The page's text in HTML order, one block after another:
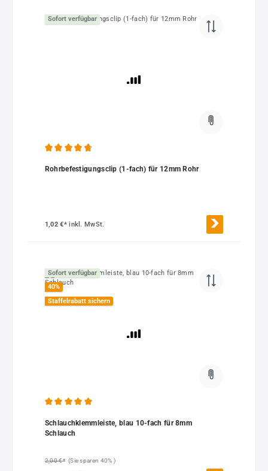
Sofort verfügbar
Rohrbefestigungsclip (1-fach) für 12mm Rohr
1,02 €*inkl. MwSt.
Sofort verfügbar
40%
Staffelrabatt sichern
Schlauchklemmleiste, blau 10-fach für 8mm
Schlauch
2,00 €* (Sie sparen 40% )